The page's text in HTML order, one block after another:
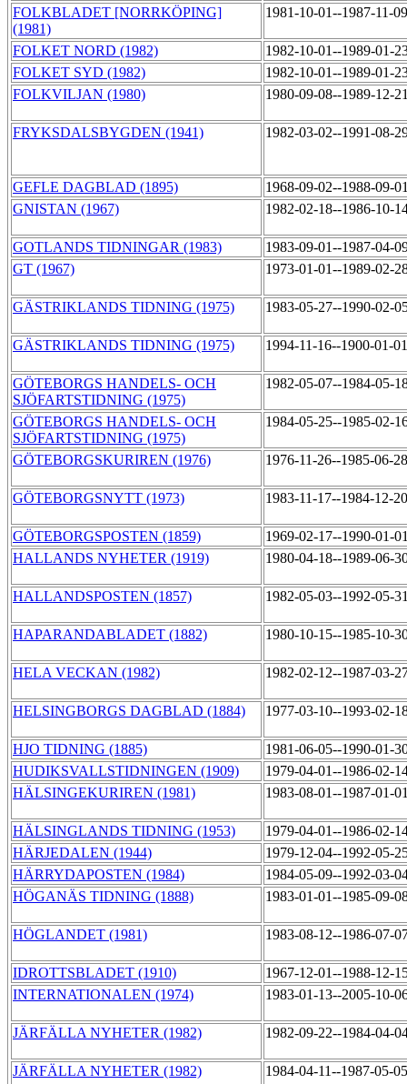
FOLKBLADET [NORRKÖPING]
(1981)
1981-10-01--1987-11-
FOLKET NORD (1982)
1982-10-01--1989-01-
FOLKET SYD (1982)
1982-10-01--1989-01-
FOLKVILJAN (1980)
1980-09-08--1989-12-
FRYKSDALSBYGDEN (1941) 1982-03-02--1991-08-
GEFLE DAGBLAD (1895)
1968-09-02--1988-09-
GNISTAN (1967)
1982-02-18--1986-10-
GOTLANDS TIDNINGAR (1983)
1983-09-01--1987-04-
GT (1967)
1973-01-01--1989-02-
GÄSTRIKLANDS TIDNING (1975) 1983-05-27--1990-02-
GÄSTRIKLANDS TIDNING (1975) 1994-11-16--1900-01-
GÖTEBORGS HANDELS- OCH
SJÖFARTSTIDNING (1975)
1982-05-07--1984-05-
GÖTEBORGS HANDELS- OCH
SJÖFARTSTIDNING (1975)
1984-05-25--1985-02-
GÖTEBORGSKURIREN (1976) 1976-11-26--1985-06-
GÖTEBORGSNYTT (1973) 1983-11-17--1984-12-
GÖTEBORGSPOSTEN (1859)
1969-02-17--1990-01-
HALLANDS NYHETER (1919)
1980-04-18--1989-06-
HALLANDSPOSTEN (1857) 1982-05-03--1992-05-
HAPARANDABLADET (1882) 1980-10-15--1985-10-
HELA VECKAN (1982) 1982-02-12--1987-03-
HELSINGBORGS DAGBLAD (1884) 1977-03-10--1993-02-
HJO TIDNING (1885)
1981-06-05--1990-01-
HUDIKSVALLSTIDNINGEN (1909)
1979-04-01--1986-02-
HÄLSINGEKURIREN (1981)
1983-08-01--1987-01-
HÄLSINGLANDS TIDNING (1953)
1979-04-01--1986-02-
HÄRJEDALEN (1944)
1979-12-04--1992-05-
HÄRRYDAPOSTEN (1984)
1984-05-09--1992-03-
HÖGANÄS TIDNING (1888)
1983-01-01--1985-09-
HÖGLANDET (1981) 1983-08-12--1986-07-
IDROTTSBLADET (1910)
1967-12-01--1988-12-
INTERNATIONALEN (1974)
1983-01-13--2005-10-
JÄRFÄLLA NYHETER (1982) 1982-09-22--1984-04-
JÄRFÄLLA NYHETER (1982) 1984-04-11--1987-05-